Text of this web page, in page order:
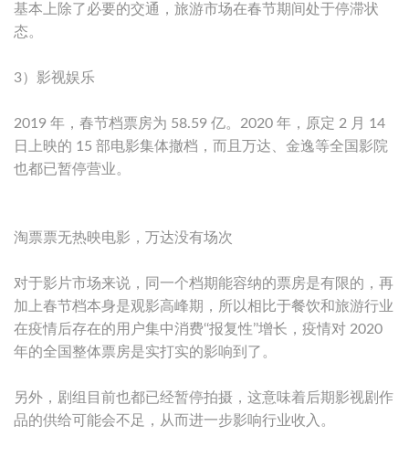
基本上除了必要的交通，旅游市场在春节期间处于停滞状
态。
3）影视娱乐
2019 年，春节档票房为 58.59 亿。2020 年，原定 2 月 14
日上映的 15 部电影集体撤档，而且万达、金逸等全国影院
也都已暂停营业。
淘票票无热映电影，万达没有场次
对于影片市场来说，同一个档期能容纳的票房是有限的，再
加上春节档本身是观影高峰期，所以相比于餐饮和旅游行业
在疫情后存在的用户集中消费‘‘报复性’’增长，疫情对 2020
年的全国整体票房是实打实的影响到了。
另外，剧组目前也都已经暂停拍摄，这意味着后期影视剧作
品的供给可能会不足，从而进一步影响行业收入。